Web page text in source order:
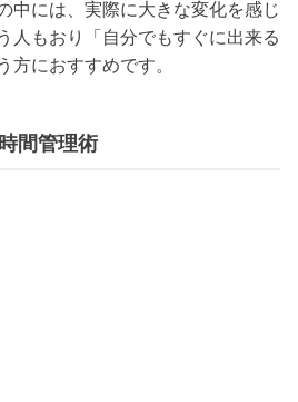
中には、実際に大きな変化を感じ
人もおり「自分でもすぐに出来る
方におすすめです。
間管理術